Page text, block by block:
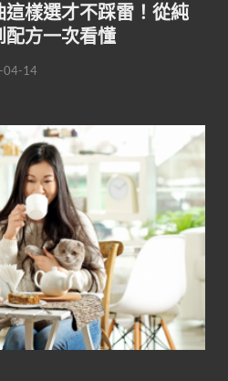
這樣選才不踩雷！從純
配方一次看懂
04-14